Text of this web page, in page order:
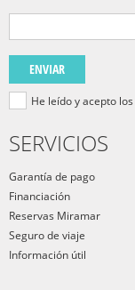
ENVIAR
He leído y acepto los
SERVICIOS
Garantía de pago
Financiación
Reservas Miramar
Seguro de viaje
Información útil